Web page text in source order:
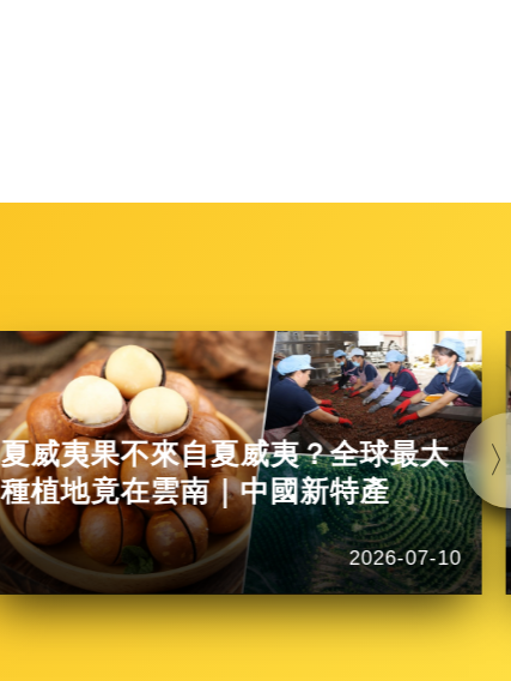
夏威夷果不來自夏威夷？全球最大
種植地竟在雲南｜中國新特產
2026-07-10